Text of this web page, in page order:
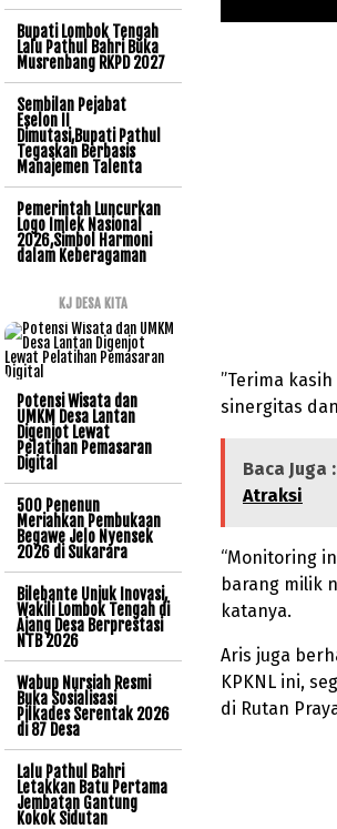
”Terima
sinergitas
Baca Juga :
Atraksi
“Monitoring
barang milik
katanya.
Aris juga
KPKNL ini,
di Rutan
Bupati Lombok Tengah
Lalu Pathul Bahri Buka
Musrenbang RKPD 2027
Sembilan Pejabat
Eselon II
Dimutasi,Bupati Pathul
Tegaskan Berbasis
Manajemen Talenta
Pemerintah Luncurkan
Logo Imlek Nasional
2026,Simbol Harmoni
dalam Keberagaman
KJ DESA KITA
Potensi Wisata dan
UMKM Desa Lantan
Digenjot Lewat
Pelatihan Pemasaran
Digital
500 Penenun
Meriahkan Pembukaan
Begawe Jelo Nyensek
2026 di Sukarara
Bilebante Unjuk Inovasi,
Wakili Lombok Tengah di
Ajang Desa Berprestasi
NTB 2026
Wabup Nursiah Resmi
Buka Sosialisasi
Pilkades Serentak 2026
di 87 Desa
Lalu Pathul Bahri
Letakkan Batu Pertama
Jembatan Gantung
Kokok Sidutan